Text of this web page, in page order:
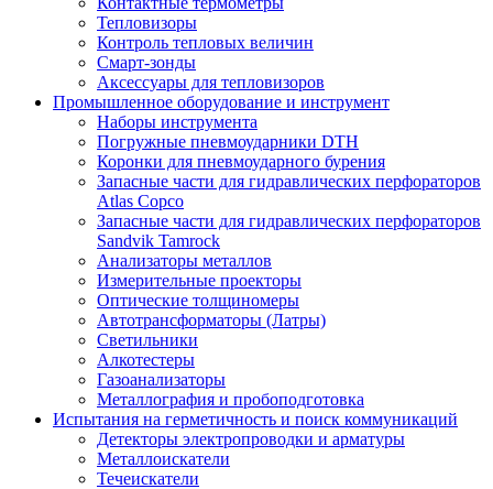
Тепловизоры
Контроль тепловых величин
Смарт-зонды
Аксессуары для тепловизоров
Промышленное оборудование и инструмент
Наборы инструмента
Погружные пневмоударники DTH
Коронки для пневмоударного бурения
Запасные части для гидравлических перфораторов
Atlas Copco
Запасные части для гидравлических перфораторов
Sandvik Tamrock
Анализаторы металлов
Измерительные проекторы
Оптические толщиномеры
Автотрансформаторы (Латры)
Светильники
Алкотестеры
Газоанализаторы
Металлография и пробоподготовка
Испытания на герметичность и поиск коммуникаций
Детекторы электропроводки и арматуры
Металлоискатели
Течеискатели